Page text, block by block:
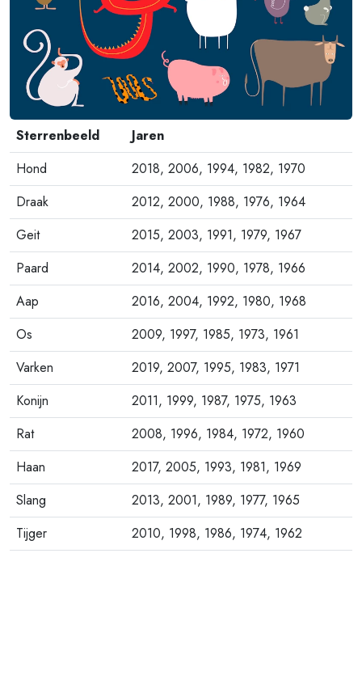
Sterrenbeeld
Jaren
Hond
2018, 2006, 1994, 1982, 1970
Draak
2012, 2000, 1988, 1976, 1964
Geit
2015, 2003, 1991, 1979, 1967
Paard
2014, 2002, 1990, 1978, 1966
Aap
2016, 2004, 1992, 1980, 1968
Os
2009, 1997, 1985, 1973, 1961
Varken
2019, 2007, 1995, 1983, 1971
Konijn
2011, 1999, 1987, 1975, 1963
Rat
2008, 1996, 1984, 1972, 1960
Haan
2017, 2005, 1993, 1981, 1969
Slang
2013, 2001, 1989, 1977, 1965
Tijger
2010, 1998, 1986, 1974, 1962